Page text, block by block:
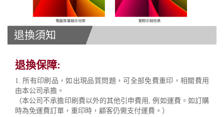
退換須知
退換保障:
1. 所有印刷品，如出現品質問題，可全部免費重印，相關費用
由本公司承擔。
（本公司不承擔印刷費以外的其他引申費用, 例如運費。如訂購
時為免運費訂單，重印時，顧客仍需支付運費。）